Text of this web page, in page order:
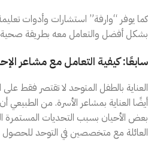
كما يوفر “وارفة” استشارات وأدوات
بشكل أفضل والتعامل معه بطريقة
سابعًا: كيفية التعامل مع مشاعر
العناية بالطفل المتوحد لا تقتصر فقط
أيضًا العناية بمشاعر الأسرة. من الطبيعي
بعض الأحيان بسبب التحديات المستمرة
العائلة مع متخصصين في التوحد للحصول